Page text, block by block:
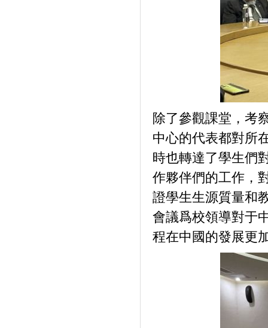
除了參觀課堂，考
中心的代表都對所
時也轉達了學生們
作夥伴們的工作，
證學生生源質量和
會議爲校領導對于
程在中國的發展更